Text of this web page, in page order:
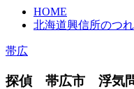
HOME
北海道興信所のつ
帯広
探偵 帯広市 浮気問